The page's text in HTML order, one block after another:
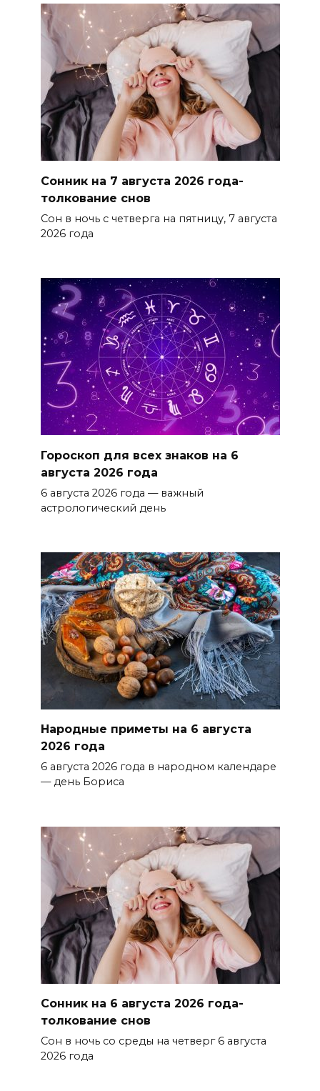
Сонник на 7 августа 2026 года-
толкование снов
Сон в ночь с четверга на пятницу, 7 августа
2026 года
Гороскоп для всех знаков на 6
августа 2026 года
6 августа 2026 года — важный
астрологический день
Народные приметы на 6 августа
2026 года
6 августа 2026 года в народном календаре
— день Бориса
Сонник на 6 августа 2026 года-
толкование снов
Сон в ночь со среды на четверг 6 августа
2026 года